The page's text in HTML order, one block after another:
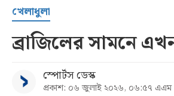
সর্বশেষ
সব
খেলাধুলা
ব্রাজিলের সামনে
স্পোর্টস ডেস্ক
প্রকাশ: ০৬ জুলাই ২০২৬, ০৬:৫৭ এএম